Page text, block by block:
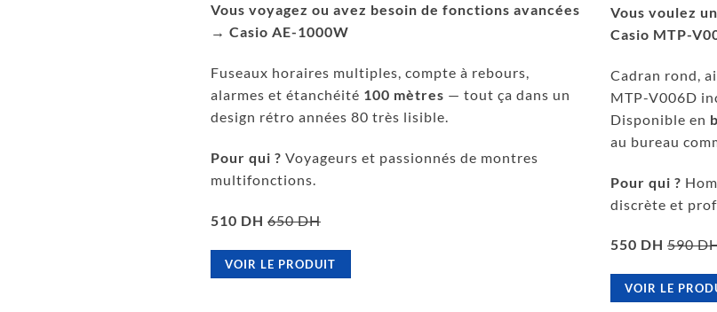
Vous voyagez ou avez besoin de fonctions avancées
→ Casio AE-1000W
Fuseaux horaires multiples, compte à rebours,
alarmes et étanchéité 100 mètres — tout ça dans un
design rétro années 80 très lisible.
Pour qui ? Voyageurs et passionnés de montres
multifonctions.
510 DH 650 DH
VOIR LE PRODUIT
Vous voulez
Casio MTP-
Cadran rond,
MTP-V006D
Disponible en
au bureau
Pour qui ?
discrète et
550 DH 590
VOIR LE